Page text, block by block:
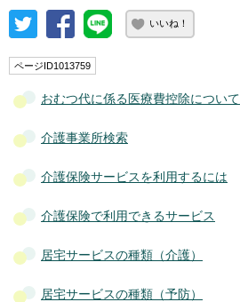
いいね！
ページID1013759
おむつ代に係る医療費控除について
介護事業所検索
介護保険サービスを利用するには
介護保険で利用できるサービス
居宅サービスの種類（介護）
居宅サービスの種類（予防）